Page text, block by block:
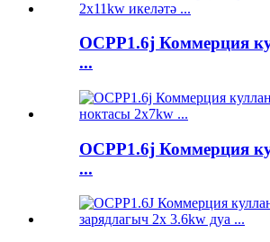
OCPP1.6j Коммерция
...
OCPP1.6j Коммерция
...